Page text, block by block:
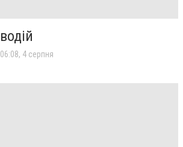
водій
06:08, 4 серпня